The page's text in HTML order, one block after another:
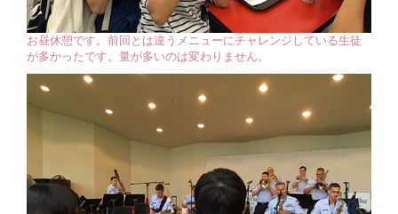
お昼休憩です。前回とは違うメニューにチャレンジしている生徒
が多かったです。量が多いのは変わりません。